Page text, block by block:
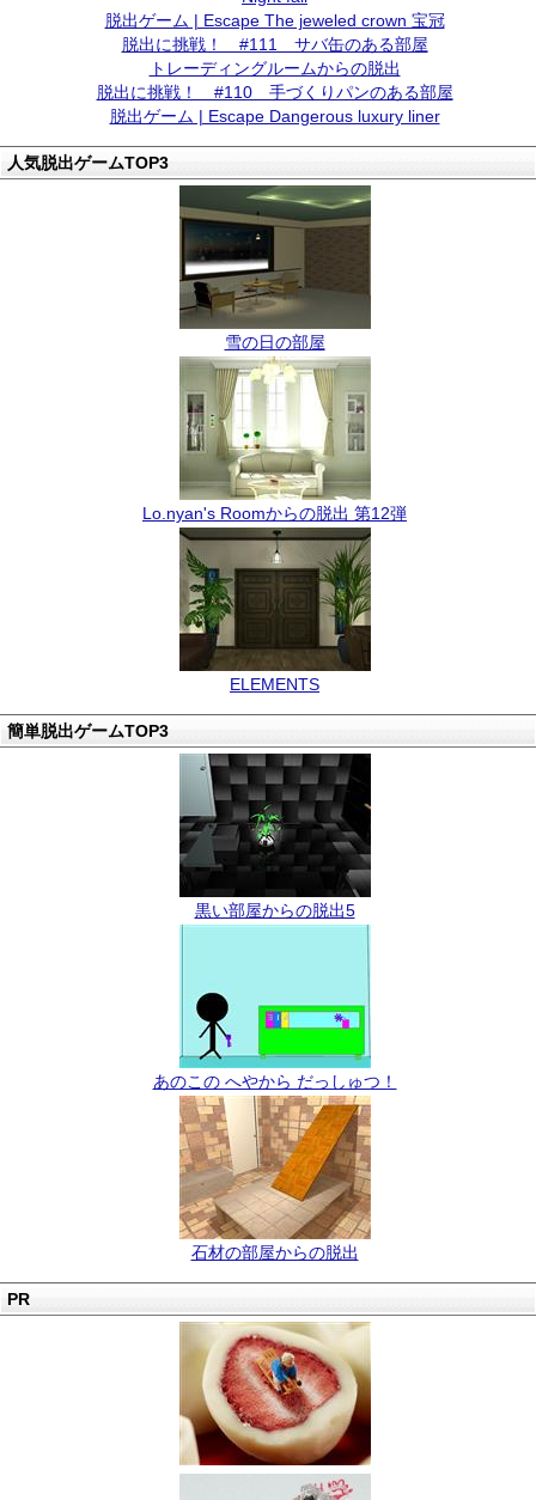
脱出ゲーム | Escape The jeweled crown 宝冠
脱出に挑戦！ #111 サバ缶のある部屋
トレーディングルームからの脱出
脱出に挑戦！ #110 手づくりパンのある部屋
脱出ゲーム | Escape Dangerous luxury liner
人気脱出ゲームTOP3
雪の日の部屋
Lo.nyan's Roomからの脱出 第12弾
ELEMENTS
簡単脱出ゲームTOP3
黒い部屋からの脱出5
あのこの へやから だっしゅつ！
石材の部屋からの脱出
PR